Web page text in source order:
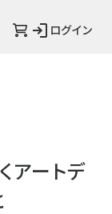
ログイン
アートデ